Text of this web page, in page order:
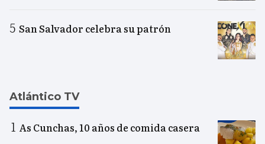
San Salvador celebra su patrón
Atlántico TV
As Cunchas, 10 años de comida casera